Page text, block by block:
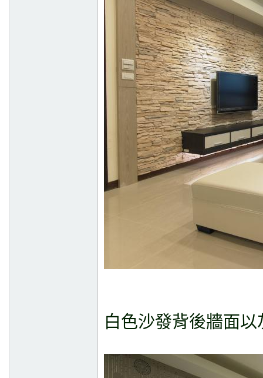
白色沙發背後牆面